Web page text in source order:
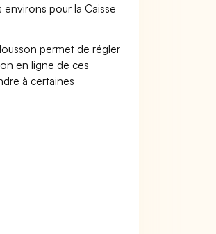
pour la Caisse
permet de régler
en ligne de ces
à certaines